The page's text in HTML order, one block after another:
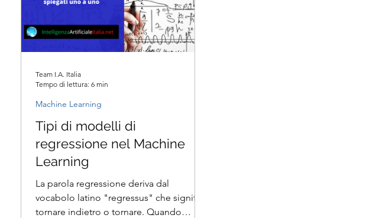
Tipi di modelli di
regressione nel Machine
Learning
La parola regressione deriva dal
vocabolo latino "regressus" che significa
tornare indietro o tornare. Quando
Machine Learning
Team I.A. Italia
Tempo di lettura: 6 min